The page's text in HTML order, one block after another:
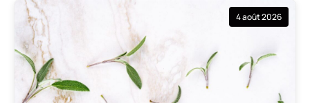
4 août 2026